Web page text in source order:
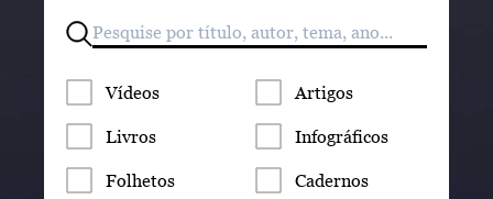
Vídeos Artigos
Livros Infográficos
Folhetos Cadernos